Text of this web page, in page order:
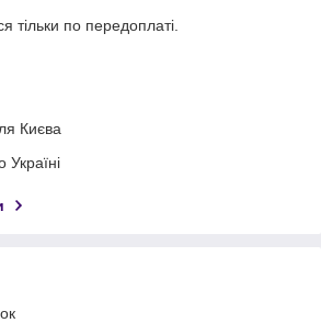
тільки по передоплаті.
Києва